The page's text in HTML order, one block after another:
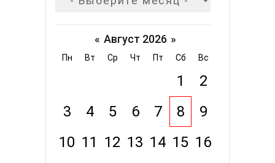
« Август 2026 »
Пн Вт Ср Чт Пт Сб Вс
1
2
3
4 5 6 7 8
9
10 11 12 13 14 15 16